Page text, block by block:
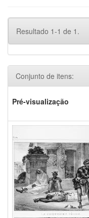
Resultado 1-1 de 1.
Conjunto de itens:
Pré-visualização